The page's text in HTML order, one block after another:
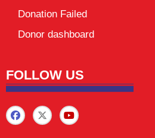
Donation Failed
Donor dashboard
FOLLOW US